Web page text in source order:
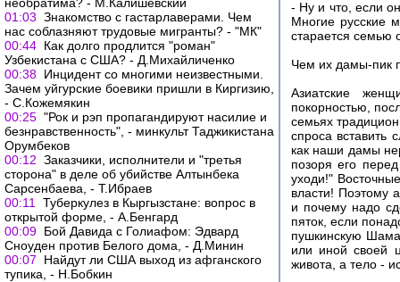
01:03 Знакомство с гастарлаверами. Чем
нас соблазняют трудовые мигранты? - "МК"
00:44 Как долго продлится "роман"
Узбекистана с США? - Д.Михайличенко
00:38 Инцидент со многими неизвестными.
Зачем уйгурские боевики пришли в Киргизию,
- С.Кожемякин
00:25 "Рок и рэп пропагандируют насилие и
безнравственность", - минкульт Таджикистана
Орумбеков
00:12 Заказчики, исполнители и "третья
сторона" в деле об убийстве Алтынбека
Сарсенбаева, - Т.Ибраев
00:11
Туберкулез в Кыргызстане: вопрос в
открытой форме, - А.Бенгард
00:09 Бой Давида с Голиафом: Эдвард
Сноуден против Белого дома, - Д.Минин
00:07
Найдут ли США выход из афганского
тупика, - Н.Бобкин
- Ну и что, если
Многие русские
старается семью
Чем их дамы-пик
Азиатские
покорностью,
семьях
спроса вставить
как наши дамы
позоря его
уходи!"
власти! Поэтому
и почему надо
пяток, если
пушкинскую
или иной своей
живота, а тело -